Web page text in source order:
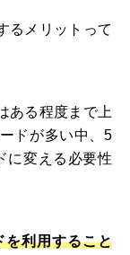
るメリットって
ある程度まで上
ドが多い中、5
に変える必要性
を利用すること